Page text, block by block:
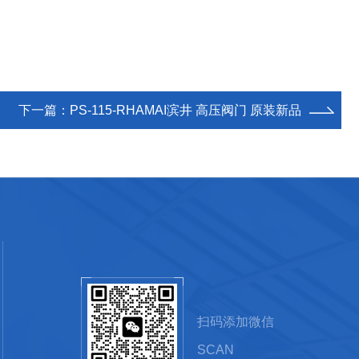
下一篇： PS-115-RHAMAI滨井 高压阀门 原装新品
扫码添加微信
SCAN